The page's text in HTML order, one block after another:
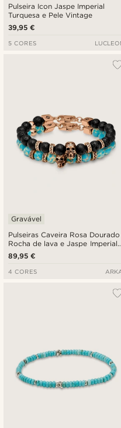
Pulseira Icon Jaspe Imperial
Turquesa e Pele Vintage
39,95 €
5 CORES
Pulseiras Caveira Rosa Dourado
Rocha de lava e Jaspe Imperial
Turquesa Rico
Gravável
89,95 €
4 CORES